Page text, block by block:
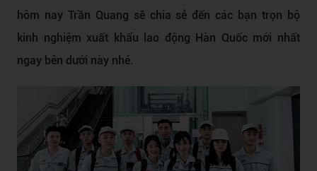
hôm nay Trần Quang sẽ chia sẻ đến các bạn trọn bộ
kinh nghiệm xuất khẩu lao động Hàn Quốc mới nhất
ngay bên dưới này nhé.